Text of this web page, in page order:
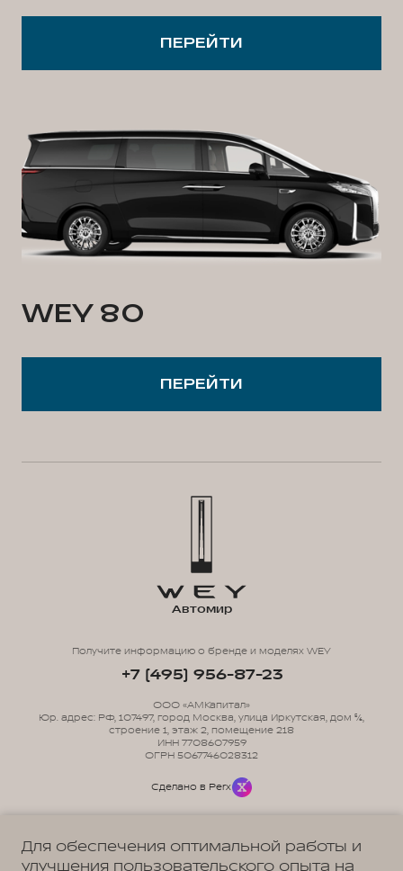
ПЕРЕЙТИ
WEY 80
ПЕРЕЙТИ
Автомир
Получите информацию о бренде и моделях WEY
+7 (495) 956-87-23
ООО «АМКапитал»
Юр. адрес: РФ, 107497, город Москва, улица Иркутская, дом 5/6,
строение 1, этаж 2, помещение 218
ИНН 7708607959
ОГРН 5067746028312
Сделано в Perx
Для обеспечения оптимальной работы и
улучшения пользовательского опыта на